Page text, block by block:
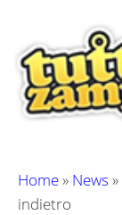
contenuto
Home» News »
indietro